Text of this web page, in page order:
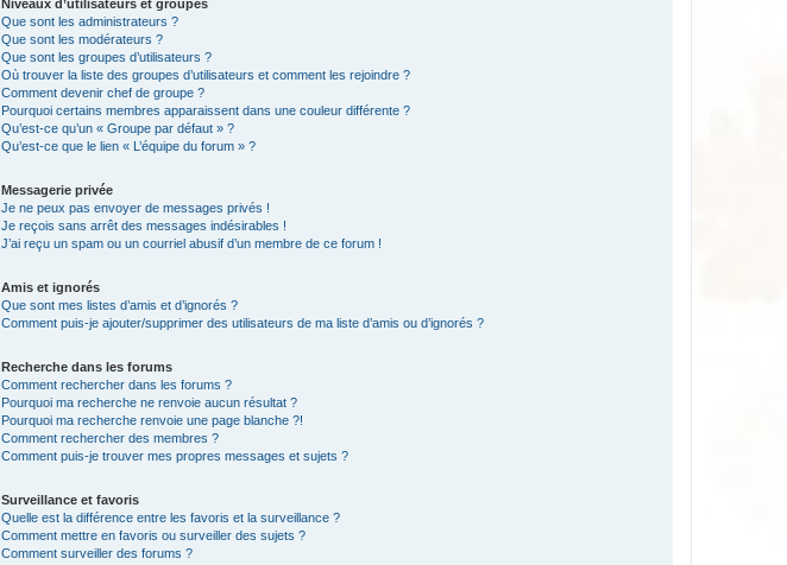
Niveaux d’utilisateurs et groupes
Que sont les administrateurs ?
Que sont les modérateurs ?
Que sont les groupes d’utilisateurs ?
Où trouver la liste des groupes d’utilisateurs et comment les rejoindre ?
Comment devenir chef de groupe ?
Pourquoi certains membres apparaissent dans une couleur différente ?
Qu’est-ce qu’un « Groupe par défaut » ?
Qu’est-ce que le lien « L’équipe du forum » ?
Messagerie privée
Je ne peux pas envoyer de messages privés !
Je reçois sans arrêt des messages indésirables !
J’ai reçu un spam ou un courriel abusif d’un membre de ce forum !
Amis et ignorés
Que sont mes listes d’amis et d’ignorés ?
Comment puis-je ajouter/supprimer des utilisateurs de ma liste d’amis ou d’ignorés ?
Recherche dans les forums
Comment rechercher dans les forums ?
Pourquoi ma recherche ne renvoie aucun résultat ?
Pourquoi ma recherche renvoie une page blanche ?!
Comment rechercher des membres ?
Comment puis-je trouver mes propres messages et sujets ?
Surveillance et favoris
Quelle est la différence entre les favoris et la surveillance ?
Comment mettre en favoris ou surveiller des sujets ?
Comment surveiller des forums ?